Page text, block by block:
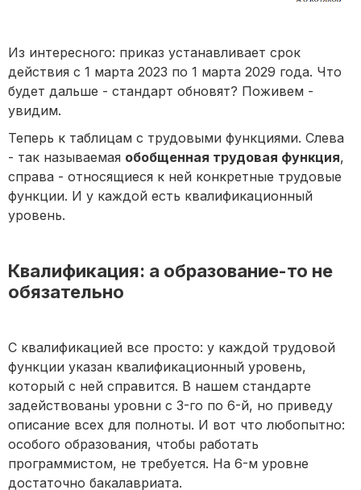
Из интересного: приказ устанавливает срок
действия с 1 марта 2023 по 1 марта 2029 года. Что
будет дальше - стандарт обновят? Поживем -
увидим.
Теперь к таблицам с трудовыми функциями. Слева
- так называемая обобщенная трудовая функция,
справа - относящиеся к ней конкретные трудовые
функции. И у каждой есть квалификационный
уровень.
Квалификация: а образование-то не
обязательно
С квалификацией все просто: у каждой трудовой
функции указан квалификационный уровень,
который с ней справится. В нашем стандарте
задействованы уровни с 3-го по 6-й, но приведу
описание всех для полноты. И вот что любопытно:
особого образования, чтобы работать
программистом, не требуется. На 6-м уровне
достаточно бакалавриата.